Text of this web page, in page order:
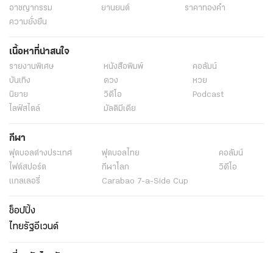
อาชญากรรม
ยานยนต์
ราคาทองคำ
ความยั่งยืน
เนื้อหาที่น่าสนใจ
รายงานพิเศษ หนังสือพิมพ์
คอลัมน์
บันเทิง
ดวง
หวย
นิยาย
วิดีโอ
Podcast
ไลฟ์สไตล์
มัลติมีเดีย
กีฬา
ฟุตบอลต่่างประเทศ ฟุตบอลไทย
คอลัมน์
ไฟต์สปอร์ต
กีฬาโลก
วิดีโอ
แกลเลอรี่
Carabao 7-a-Side Cup
ช็อปปิ้ง
ไทยรัฐอีเวนต์